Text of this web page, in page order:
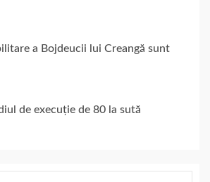
a Bojdeucii lui Creangă sunt
de execuție de 80 la sută